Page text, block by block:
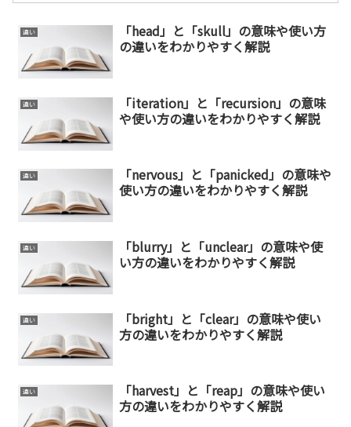
違い
「head」と「skull」の意味や使い方
の違いをわかりやすく解説
違い
「iteration」と「recursion」の意味
や使い方の違いをわかりやすく解説
違い
「nervous」と「panicked」の意味や
使い方の違いをわかりやすく解説
違い
「blurry」と「unclear」の意味や使
い方の違いをわかりやすく解説
違い
「bright」と「clear」の意味や使い
方の違いをわかりやすく解説
違い
「harvest」と「reap」の意味や使い
方の違いをわかりやすく解説